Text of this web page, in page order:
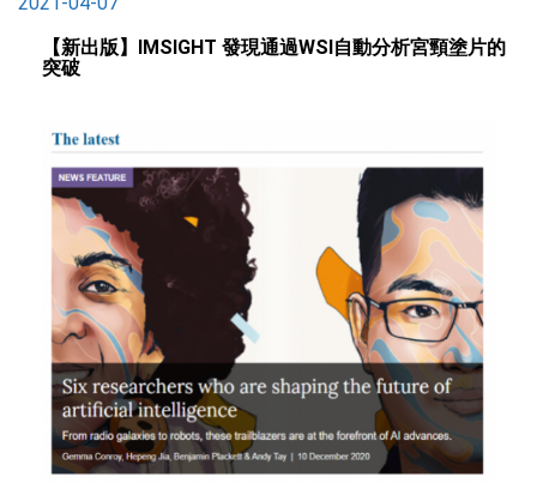
【新出版】IMSIGHT 發現通過WSI自動分析宮頸塗片的
突破